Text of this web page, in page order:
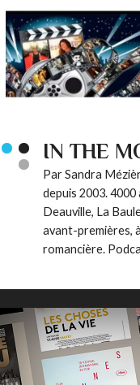
IN THE
Par Sandra
depuis 2003.
Deauville, La
avant-premières,
romancière.